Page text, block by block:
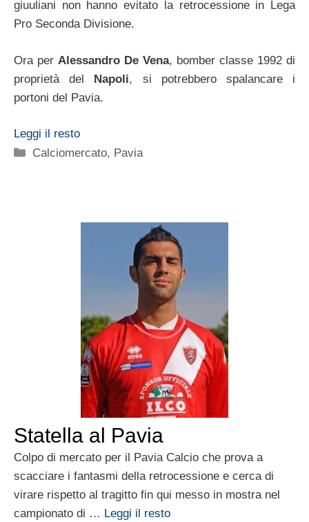
giuuliani non hanno evitato la retrocessione in Lega
Pro Seconda Divisione.
Ora per Alessandro De Vena, bomber classe 1992 di
proprietà del Napoli, si potrebbero spalancare i
portoni del Pavia.
Leggi il resto
Categorie
Calciomercato, Pavia
Statella al Pavia
Colpo di mercato per il Pavia Calcio che prova a
scacciare i fantasmi della retrocessione e cerca di
virare rispetto al tragitto fin qui messo in mostra nel
campionato di … Leggi il resto